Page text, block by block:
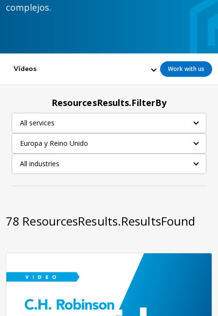
complejos.
Vídeos Work with us
ResourcesResults.FilterBy
All services
Europa y Reino Unido
All industries
78 ResourcesResults.ResultsFound